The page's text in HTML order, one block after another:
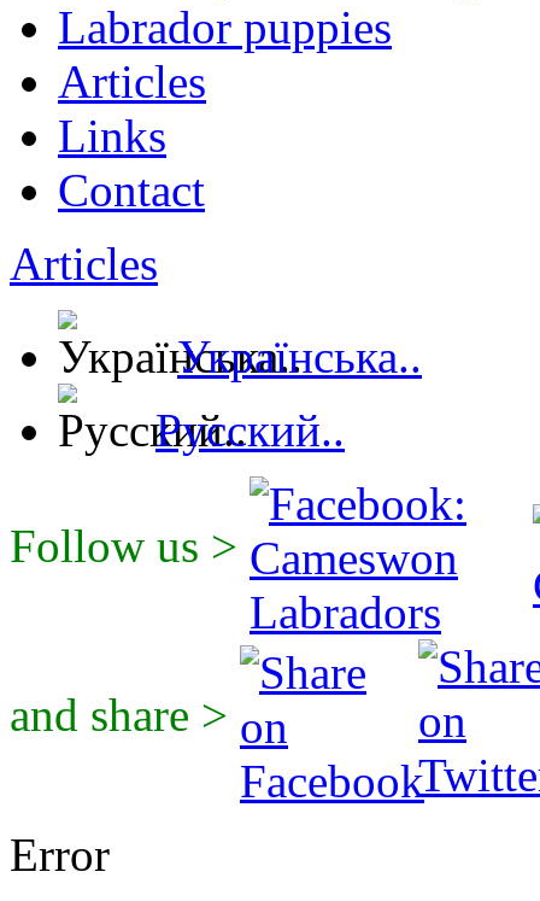
Labrador puppies
Articles
Links
Contact
Articles
Українська..
Русский..
Follow us >
and share >
Error